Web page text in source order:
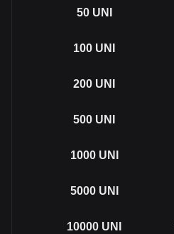
50 UNI
100 UNI
200 UNI
500 UNI
1000 UNI
5000 UNI
10000 UNI